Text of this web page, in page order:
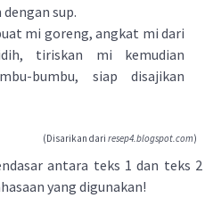
sup.
mi goreng, angkat mi dari
tiriskan mi kemudian
bumbu, siap disajikan
(Disarikan dari resep4.blogspot.com)
antara teks 1 dan teks 2
yang digunakan!